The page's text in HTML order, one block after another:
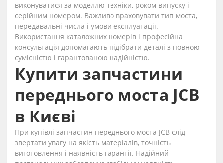
виконуватися за моделлю техніки, роком випуску і
серійним номером. Важливо враховувати тип моста,
передавальні числа і умови експлуатації.
Використання каталожних номерів і професійна
консультація допомагають підібрати деталі з повною
сумісністю і гарантованою надійністю.
Купити запчастини
переднього моста JCB
в Києві
При купівлі запчастин переднього моста JCB слід
звертати увагу на якість матеріалів, точність
виготовлення і наявність гарантії. Надійний